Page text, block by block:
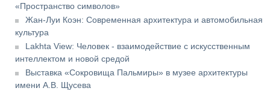
«Пространство символов»
Жан-Луи Коэн: Современная архитектура и автомобильная
культура
Lakhta View: Человек - взаимодействие с искусственным
интеллектом и новой средой
Выставка «Сокровища Пальмиры» в музее архитектуры
имени А.В. Щусева